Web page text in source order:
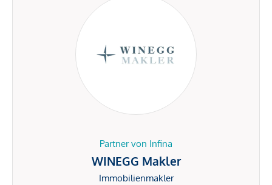
Partner von Infina
WINEGG Makler
Immobilienmakler